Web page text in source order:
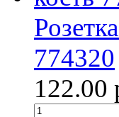
774320
122.00